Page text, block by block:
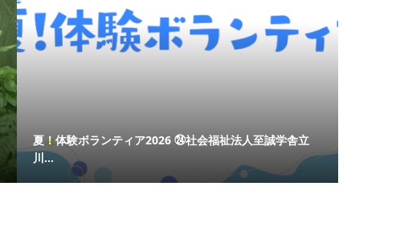
夏！体験ボランティア2026 ㉔社会福祉法人至誠学舎立
川...